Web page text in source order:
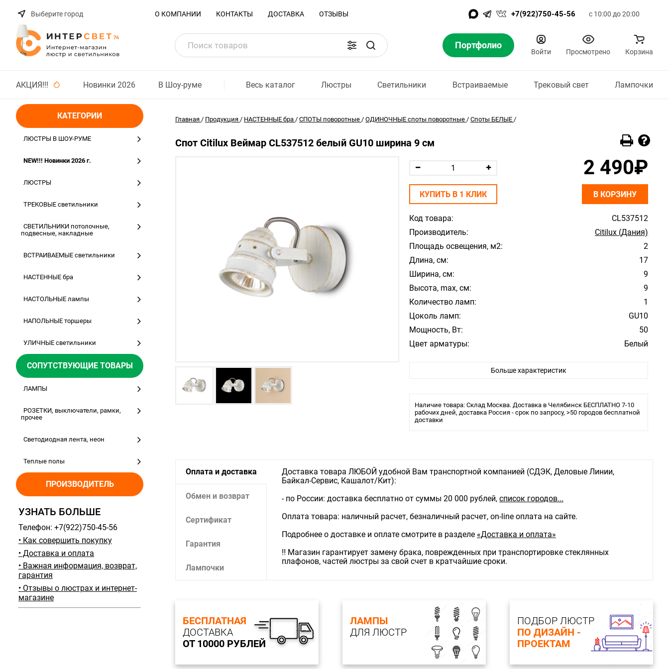
Выберите город О КОМПАНИИ КОНТАКТЫ ДОСТАВКА ОТЗЫВЫ +7(922)750-45-56 с 10:00 до 20:00
Портфолио
Войти Просмотрено Корзина
АКЦИЯ!!! Новинки 2026 В Шоу-руме Весь каталог Люстры Светильники Встраиваемые Трековый свет Лампочки
КАТЕГОРИИ
ЛЮСТРЫ В ШОУ-РУМЕ
NEW!!! Новинки 2026 г.
ЛЮСТРЫ
ТРЕКОВЫЕ светильники
СВЕТИЛЬНИКИ потолочные,
подвесные, накладные
ВСТРАИВАЕМЫЕ светильники
НАСТЕННЫЕ бра
НАСТОЛЬНЫЕ лампы
НАПОЛЬНЫЕ торшеры
УЛИЧНЫЕ светильники
СОПУТСТВУЮЩИЕ ТОВАРЫ
ЛАМПЫ
РОЗЕТКИ, выключатели, рамки,
прочее
Светодиодная лента, неон
Теплые полы
ПРОИЗВОДИТЕЛЬ
УЗНАТЬ БОЛЬШЕ
Телефон: +7(922)750-45-56
• Как совершить покупку
• Доставка и оплата
• Важная информация, возврат,
гарантия
• Отзывы о люстрах и интернет-
магазине
Главная / Продукция / НАСТЕННЫЕ бра / СПОТЫ поворотные / ОДИНОЧНЫЕ споты поворотные / Споты БЕЛЫЕ /
Спот Citilux Веймар CL537512 белый GU10 ширина 9 см
Код товара:
CL537512
Производитель:
Citilux (Дания)
Площадь освещения, м2:
2
Длина, см:
17
Ширина, см:
9
Высота, max, см:
9
Количество ламп:
1
Цоколь ламп:
GU10
Мощность, Вт:
50
Цвет арматуры:
Белый
Материал плафона/абажура:
Тип лампы:
галогеновая или LED
Ширина светильника, мм: 90
Вид ламп :Галогеновые
Количество ламп: 1
Напряжение :220
Степень защиты (IP) :IP20
Диапазон рабочих температур :комнатная температура
Больше характеристик
Наличие товара: Склад Москва. Доставка в Челябинск БЕСПЛАТНО 7-10
рабочих дней, доставка Россия - срок по запросу, >50 городов бесплатной
доставки
2 490₽
КУПИТЬ В 1 КЛИК В КОРЗИНУ
Оплата и доставка
Обмен и возврат
Сертификат
Гарантия
Лампочки
Доставка товара ЛЮБОЙ удобной Вам транспортной компанией (СДЭК, Деловые Линии,
Байкал-Сервис, Кашалот/Кит):
- по России: доставка бесплатно от суммы 20 000 рублей, список городов...
Оплата товара: наличный расчет, безналичный расчет, on-line оплата на сайте.
Подробнее о доставке и оплате смотрите в разделе «Доставка и оплата»
‼️ Магазин гарантирует замену брака, поврежденных при транспортировке стеклянных
плафонов, частей люстры за свой счет в кратчайшие сроки.
БЕСПЛАТНАЯ
ДОСТАВКА
ОТ 10000 РУБЛЕЙ
ЛАМПЫ
ДЛЯ ЛЮСТР
ПОДБОР ЛЮСТР
ПО ДИЗАЙН -
ПРОЕКТАМ